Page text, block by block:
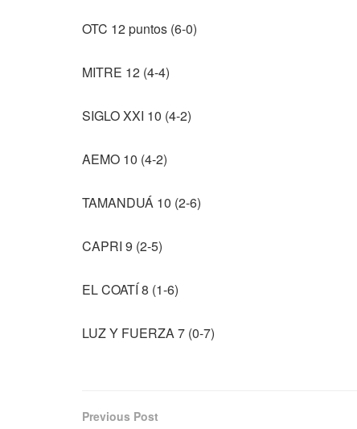
OTC 12 puntos (6-0)
MITRE 12 (4-4)
SIGLO XXI 10 (4-2)
AEMO 10 (4-2)
TAMANDUÁ 10 (2-6)
CAPRI 9 (2-5)
EL COATÍ 8 (1-6)
LUZ Y FUERZA 7 (0-7)
Previous Post